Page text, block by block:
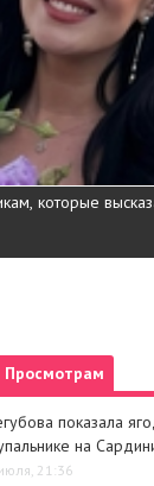
которые
Просмотрам
показала
на
21:36